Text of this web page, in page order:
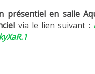
présentiel en salle
via le lien suivant :